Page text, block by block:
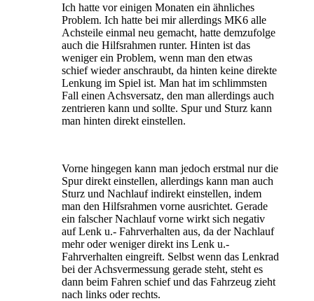
Ich hatte vor einigen Monaten ein ähnliches
Problem. Ich hatte bei mir allerdings MK6 alle
Achsteile einmal neu gemacht, hatte demzufolge
auch die Hilfsrahmen runter. Hinten ist das
weniger ein Problem, wenn man den etwas
schief wieder anschraubt, da hinten keine direkte
Lenkung im Spiel ist. Man hat im schlimmsten
Fall einen Achsversatz, den man allerdings auch
zentrieren kann und sollte. Spur und Sturz kann
man hinten direkt einstellen.
Vorne hingegen kann man jedoch erstmal nur die
Spur direkt einstellen, allerdings kann man auch
Sturz und Nachlauf indirekt einstellen, indem
man den Hilfsrahmen vorne ausrichtet. Gerade
ein falscher Nachlauf vorne wirkt sich negativ
auf Lenk u.- Fahrverhalten aus, da der Nachlauf
mehr oder weniger direkt ins Lenk u.-
Fahrverhalten eingreift. Selbst wenn das Lenkrad
bei der Achsvermessung gerade steht, steht es
dann beim Fahren schief und das Fahrzeug zieht
nach links oder rechts.